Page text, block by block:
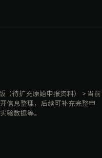
（待扩充原始申报资料） > 当前
信息整理，后续可补充完整申
验数据等。